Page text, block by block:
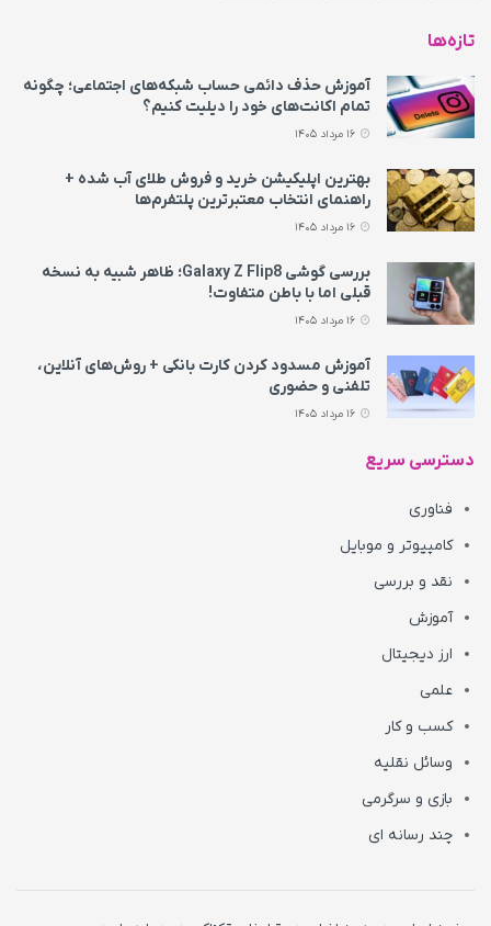
تازه‌ها
آموزش حذف دائمی حساب شبکه‌های اجتماعی؛ چگونه
تمام اکانت‌های خود را دیلیت کنیم؟
بهترین اپلیکیشن خرید و فروش طلای آب شده +
راهنمای انتخاب معتبرترین پلتفرم‌ها
بررسی گوشی Galaxy Z Flip8؛ ظاهر شبیه به نسخه
قبلی اما با باطن متفاوت!
آموزش مسدود کردن کارت بانکی + روش‌های آنلاین،
تلفنی و حضوری
دسترسی سریع
فناوری
کامپیوتر و موبایل
نقد و بررسی
آموزش
ارز دیجیتال
علمی
کسب و کار
وسائل نقلیه
بازی و سرگرمی
چند رسانه ای